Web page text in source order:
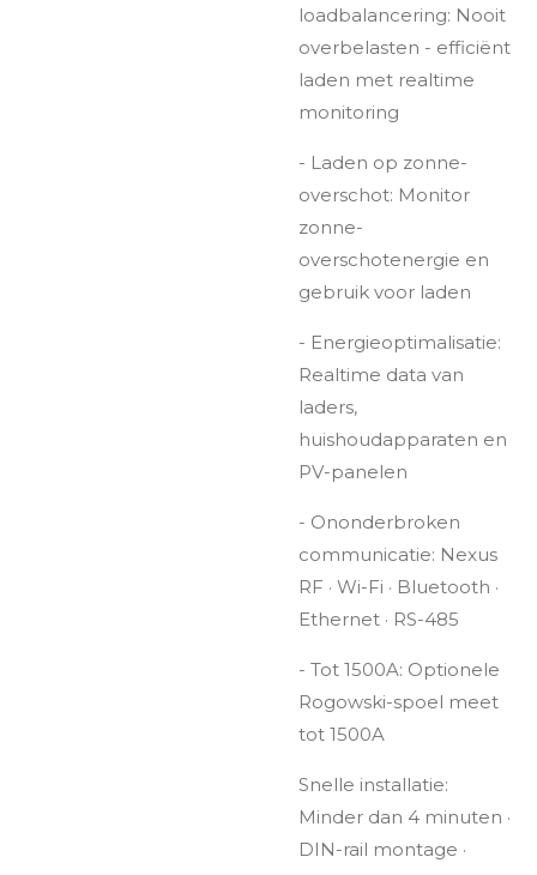
loadbalancering: Nooit
overbelasten - efficiënt
laden met realtime
monitoring
- Laden op zonne-
overschot: Monitor
zonne-
overschotenergie en
gebruik voor laden
- Energieoptimalisatie:
Realtime data van
laders,
huishoudapparaten en
PV-panelen
- Ononderbroken
communicatie: Nexus
RF · Wi-Fi · Bluetooth ·
Ethernet · RS-485
- Tot 1500A: Optionele
Rogowski-spoel meet
tot 1500A
Snelle installatie:
Minder dan 4 minuten ·
DIN-rail montage ·